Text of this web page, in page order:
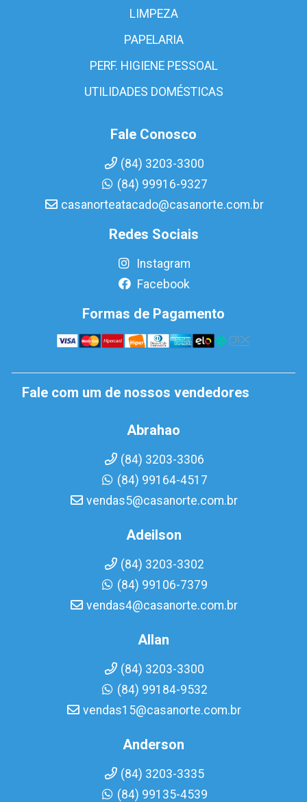
LIMPEZA
PAPELARIA
PERF. HIGIENE PESSOAL
UTILIDADES DOMÉSTICAS
Fale Conosco
(84) 3203-3300
(84) 99916-9327
casanorteatacado@casanorte.com.br
Redes Sociais
Instagram
Facebook
Formas de Pagamento
Fale com um de nossos vendedores
Abrahao
(84) 3203-3306
(84) 99164-4517
vendas5@casanorte.com.br
Adeilson
(84) 3203-3302
(84) 99106-7379
vendas4@casanorte.com.br
Allan
(84) 3203-3300
(84) 99184-9532
vendas15@casanorte.com.br
Anderson
(84) 3203-3335
(84) 99135-4539